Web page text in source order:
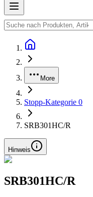
More
Stopp-Kategorie 0
SRB301HC/R
Hinweis
SRB301HC/R